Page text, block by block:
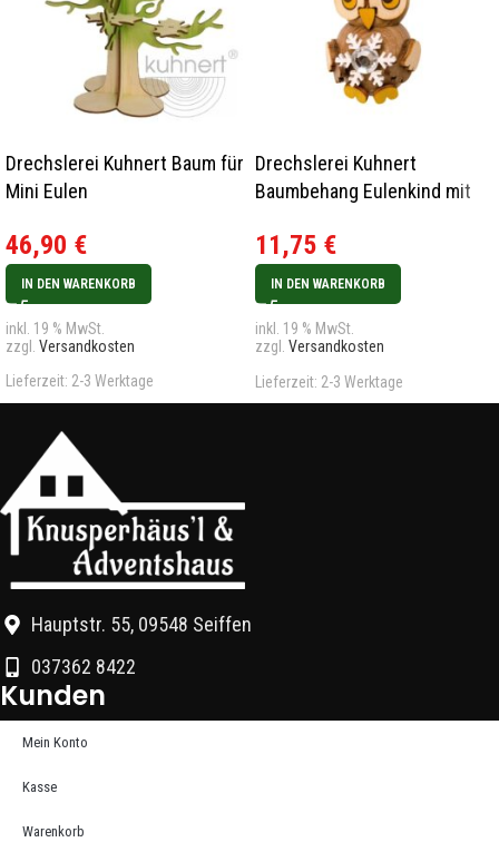
Drechslerei Kuhnert Baum für
Mini Eulen
46,90 €
IN DEN WARENKORB
inkl. 19 % MwSt.
zzgl. Versandkosten
Lieferzeit: 2-3 Werktage
Drechslerei Kuhnert
Baumbehang Eulenkind mit
11,75 €
IN DEN WARENKORB
inkl. 19 % MwSt.
zzgl. Versandkosten
Lieferzeit: 2-3 Werktage
Hauptstr. 55, 09548 Seiffen
037362 8422
Kunden
Mein Konto
Kasse
Warenkorb